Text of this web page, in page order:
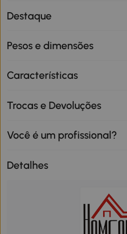
Destaque
Pesos e dimensões
Características
Trocas e Devoluções
Você é um profissional?
Detalhes